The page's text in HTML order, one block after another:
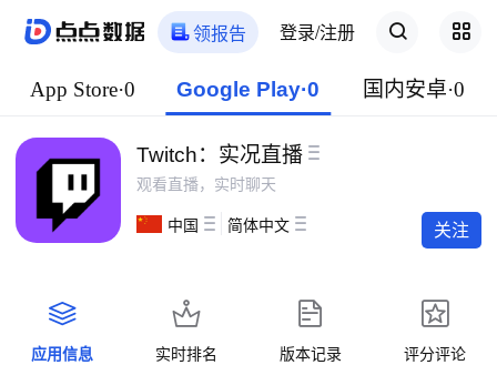
领报告 登录/注册
App Store·0 Google Play·0 国内安卓·0
Twitch：实况直播
观看直播，实时聊天
中国 简体中文 关注
应用信息 实时排名 版本记录 评分评论